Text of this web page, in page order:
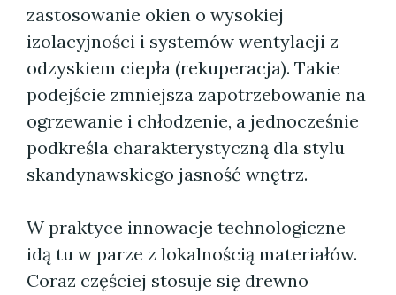
zastosowanie okien o wysokiej
izolacyjności i systemów wentylacji z
odzyskiem ciepła (rekuperacja). Takie
podejście zmniejsza zapotrzebowanie na
ogrzewanie i chłodzenie, a jednocześnie
podkreśla charakterystyczną dla stylu
skandynawskiego jasność wnętrz.
W praktyce innowacje technologiczne
idą tu w parze z lokalnością materiałów.
Coraz częściej stosuje się drewno